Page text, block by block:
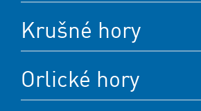
Krušné hory
Orlické hory